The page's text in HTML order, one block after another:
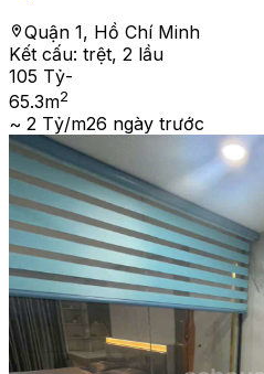
Quận 1, Hồ Chí Minh
Kết cấu: trệt, 2 lầu
105 Tỷ-
65.3m2
~ 2 Tỷ/m26 ngày trước